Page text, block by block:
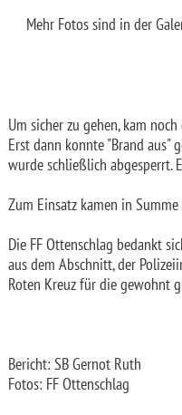
Mehr Fotos sind in der
Um sicher zu gehen, kam
Erst dann konnte "Brand aus"
wurde schließlich abgesperrt.
Zum Einsatz kamen in
Die FF Ottenschlag bedankt
aus dem Abschnitt, der
Roten Kreuz für die gewohnt
Bericht: SB Gernot Ruth
Fotos: FF Ottenschlag